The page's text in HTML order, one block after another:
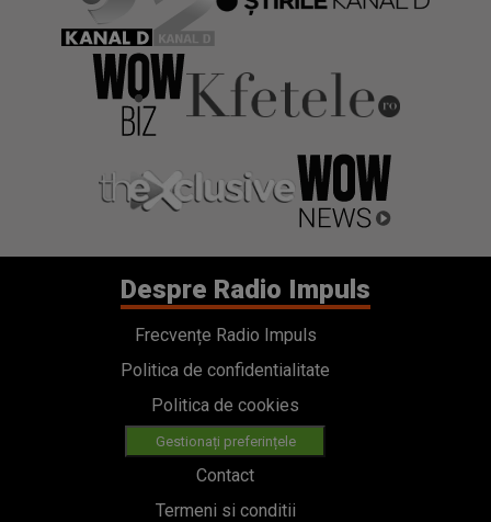
Despre Radio Impuls
Frecvențe Radio Impuls
Politica de confidentialitate
Politica de cookies
Gestionați preferințele
Contact
Termeni si conditii